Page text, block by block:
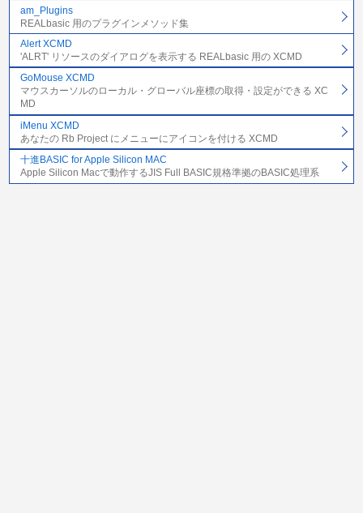
am_Plugins
REALbasic 用のプラグインメソッド集
Alert XCMD
'ALRT' リソースのダイアログを表示する REALbasic 用の XCMD
GoMouse XCMD
マウスカーソルのローカル・グローバル座標の取得・設定ができる XC
MD
iMenu XCMD
あなたの Rb Project にメニューにアイコンを付ける XCMD
十進BASIC for Apple Silicon MAC
Apple Silicon Macで動作するJIS Full BASIC規格準拠のBASIC処理系